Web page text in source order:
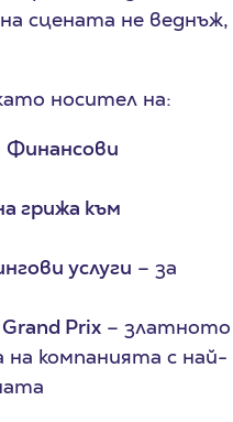
сцената не веднъж,
носител на:
Финансови
грижа към
услуги – за
Grand Prix – златното
на компанията с най-